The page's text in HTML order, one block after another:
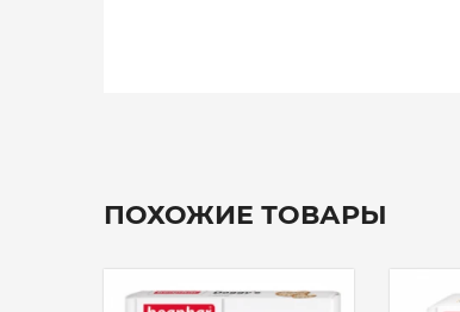
ПОХОЖИЕ ТОВАРЫ